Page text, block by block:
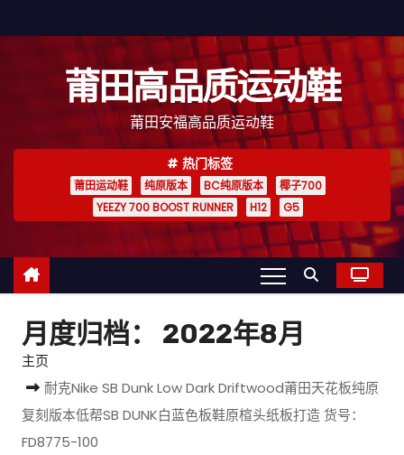
至
莆田高品质运动鞋
莆田安福高品质运动鞋
热门标签
莆田运动鞋 纯原版本 BC纯原版本
椰子700
YEEZY 700 BOOST RUNNER
H12 G5
月度归档： 2022年8月
主页
耐克Nike SB Dunk Low Dark Driftwood莆田天花板纯原
复刻版本低帮SB DUNK白蓝色板鞋原楦头纸板打造 货号：
FD8775-100